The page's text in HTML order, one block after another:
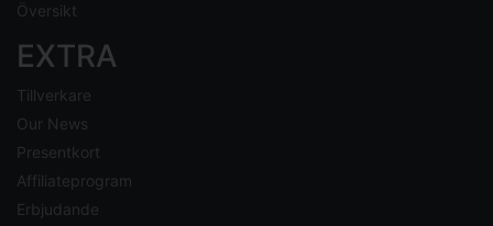
Översikt
EXTRA
Tillverkare
Our News
Presentkort
Affiliateprogram
Erbjudande